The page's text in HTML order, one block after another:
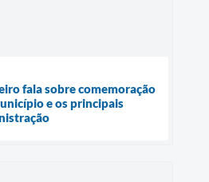
fala sobre comemoração
e os principais